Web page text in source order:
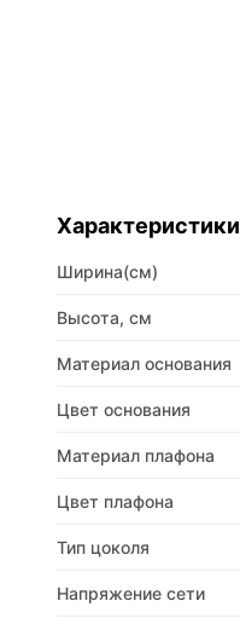
Характеристики
Ширина(см)
Высота, см
Материал основания
Цвет основания
Материал плафона
Цвет плафона
Тип цоколя
Напряжение сети